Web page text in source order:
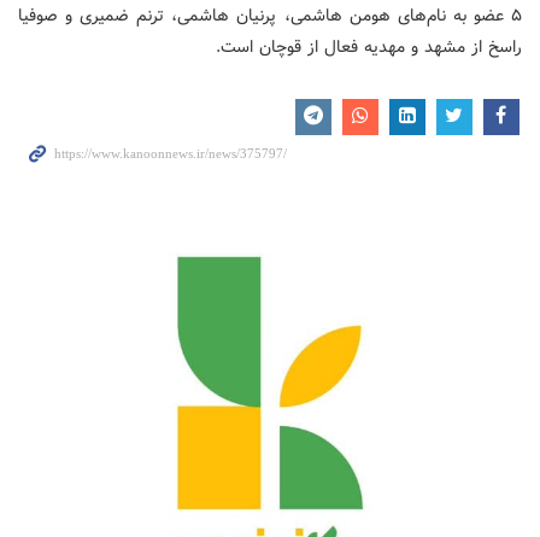
۵ عضو به نام‌های هومن هاشمی، پرنیان هاشمی، ترنم ضمیری و صوفیا
راسخ از مشهد و مهدیه فعال از قوچان است.